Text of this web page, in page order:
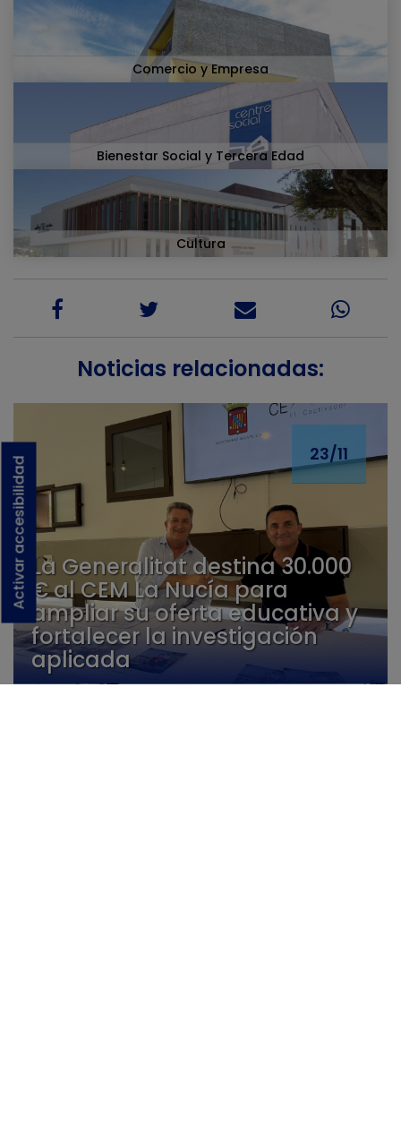
Activar accesibilidad
Comercio y Empresa
Bienestar Social y Tercera Edad
Cultura
Noticias relacionadas:
La Generalitat destina 30.000
€ al CEM La Nucía para
ampliar su oferta educativa y
fortalecer la investigación
aplicada
23/11